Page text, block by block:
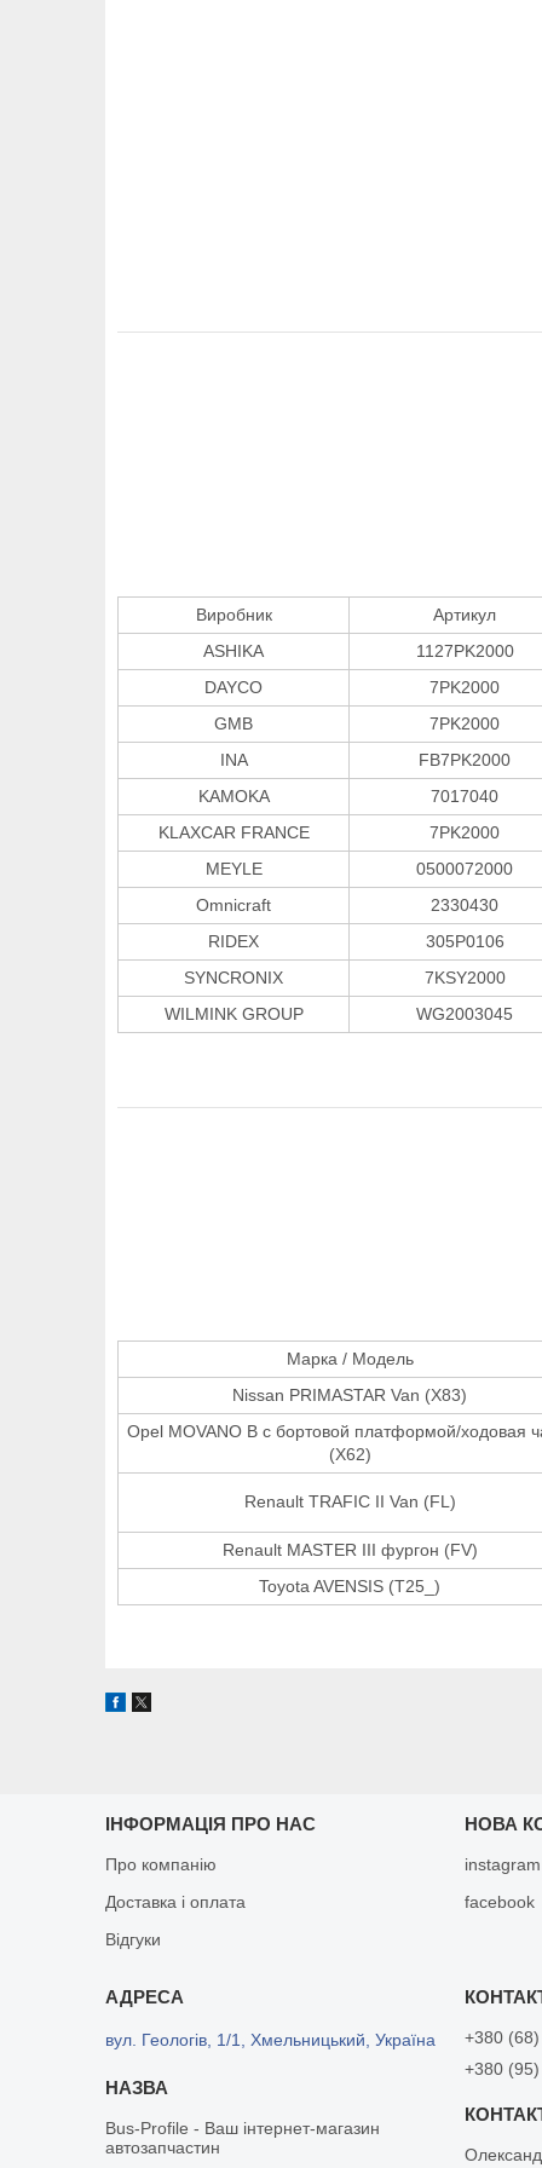
Виробник
Артикул
ASHIKA
1127PK2000
DAYCO
7PK2000
GMB
7PK2000
INA
FB7PK2000
KAMOKA
7017040
KLAXCAR FRANCE
7PK2000
MEYLE
0500072000
Omnicraft
2330430
RIDEX
305P0106
SYNCRONIX
7KSY2000
WILMINK GROUP
WG2003045
Марка / Модель
Nissan PRIMASTAR Van (X83)
Opel MOVANO B c бортовой платформой/ходовая
(X62)
Renault TRAFIC II Van (FL)
Renault MASTER III фургон (FV)
Toyota AVENSIS (T25_)
ІНФОРМАЦІЯ ПРО НАС
Про компанію
Доставка і оплата
Відгуки
НОВА
instagram
facebook
вул. Геологів, 1/1, Хмельницький, Україна
Bus-Profile - Ваш інтернет-магазин
автозапчастин
+380
+380